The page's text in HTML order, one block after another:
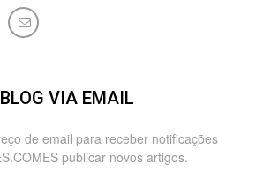
VIA EMAIL
de email para receber notificações
publicar novos artigos.